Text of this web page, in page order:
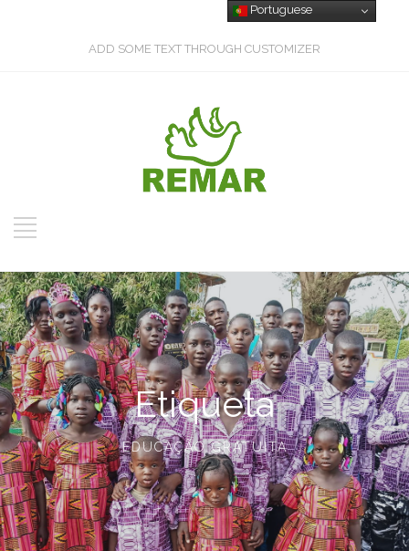
ADD SOME TEXT THROUGH CUSTOMIZER
Etiqueta
EDUCAÇÃO GRATUITA
Portuguese